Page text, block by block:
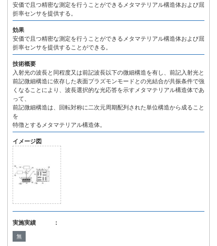
安価で且つ精密な測定を行うことができるメタマテリアル構造体および屈
折率センサを提供する。
効果
安価で且つ精密な測定を行うことができるメタマテリアル構造体および屈
折率センサを提供することができる。
技術概要
入射光の波長と同程度又は前記波長以下の微細構造を有し、前記入射光と
前記微細構造に依存した表面プラズモンモードとの光結合が共振条件で強
くなることにより、波長選択的な光応答を示すメタマテリアル構造体であ
って、
前記微細構造は、回転対称に二次元周期配列された単位構造から成ること
を
特徴とするメタマテリアル構造体。
イメージ図
実施実績 ：
無